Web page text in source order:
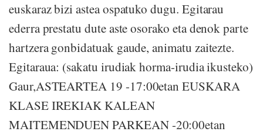
euskaraz bizi astea ospatuko dugu. Egitarau
ederra prestatu dute aste osorako eta denok parte
hartzera gonbidatuak gaude, animatu zaitezte.
Egitaraua: (sakatu irudiak horma-irudia ikusteko)
Gaur,ASTEARTEA 19 -17:00etan EUSKARA
KLASE IREKIAK KALEAN
MAITEMENDUEN PARKEAN -20:00etan